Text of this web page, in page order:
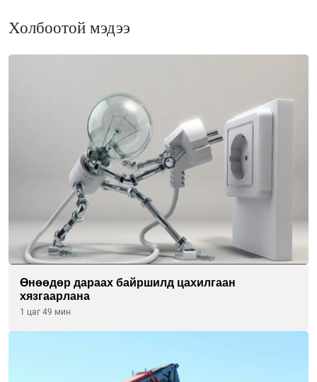
Холбоотой мэдээ
Өнөөдөр дараах байршилд цахилгаан
хязгаарлана
1 цаг 49 мин